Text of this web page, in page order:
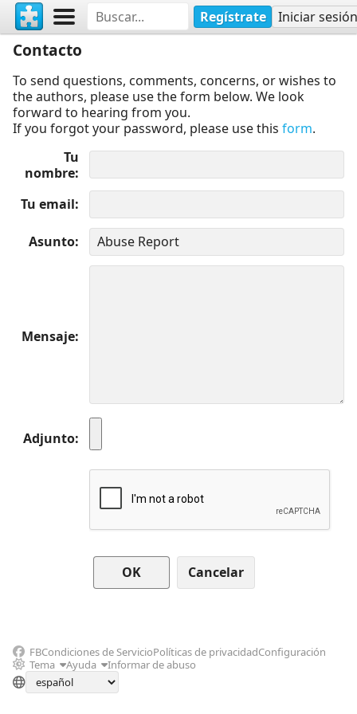
Regístrate Iniciar sesión
Contacto
To send questions, comments, concerns, or wishes to
the authors, please use the form below. We look
forward to hearing from you.
If you forgot your password, please use this form.
Tu
nombre
Tu email
Asunto
Mensaje
Adjunto
Cancelar
FBCondiciones de ServicioPolíticas de privacidadConfiguración
Tema
Ayuda Informar de abuso